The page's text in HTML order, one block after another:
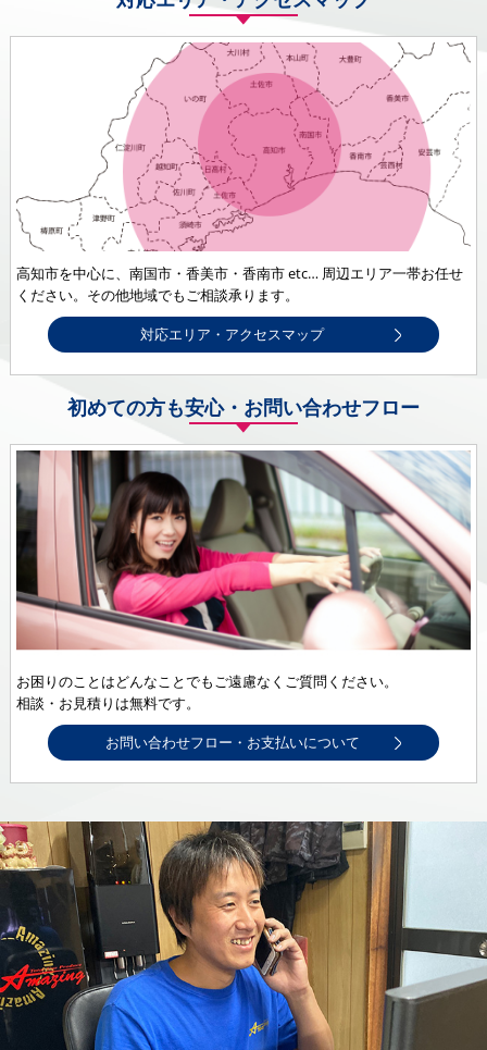
高知市を中心に、南国市・香美市・香南市 etc… 周辺エリア一帯お任せ
ください。その他地域でもご相談承ります。
対応エリア・アクセスマップ
初めての方も安心・お問い合わせフロー
お困りのことはどんなことでもご遠慮なくご質問ください。
相談・お見積りは無料です。
お問い合わせフロー・お支払いについて